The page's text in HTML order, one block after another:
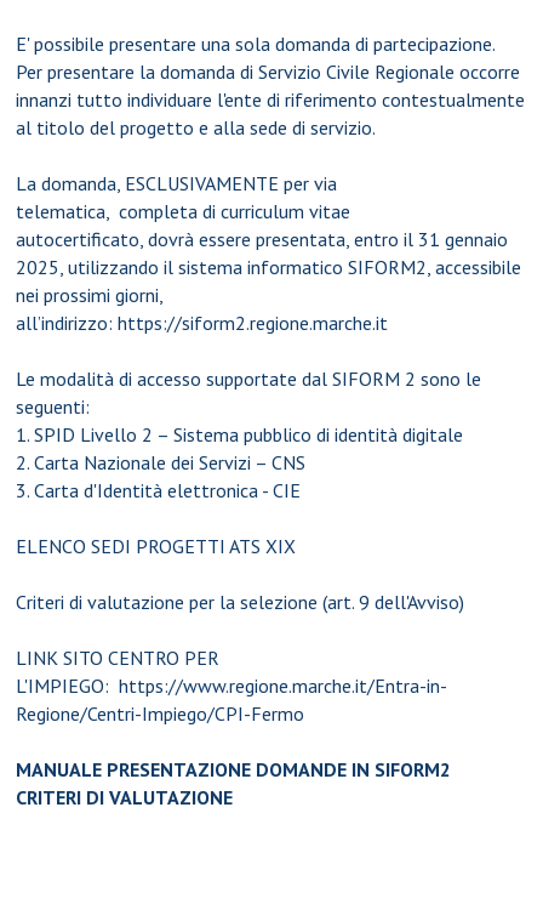
E' possibile presentare una sola domanda di partecipazione.
Per presentare la domanda di Servizio Civile Regionale occorre
innanzi tutto individuare l'ente di riferimento contestualmente
al titolo del progetto e allasede di servizio.
La domanda, ESCLUSIVAMENTE per via
telematica, completa di curriculum vitae
autocertificato, dovrà essere presentata, entro il 31 gennaio
2025, utilizzando il sistema informatico SIFORM2, accessibile
nei prossimi giorni,
all’indirizzo:https://siform2.regione.marche.it
Le modalità di accesso supportate dal SIFORM 2 sono le
seguenti:
1. SPID Livello 2 – Sistema pubblico di identità digitale
2. Carta Nazionale dei Servizi – CNS
3. Carta d'Identità elettronica - CIE
ELENCO SEDI PROGETTI ATS XIX
Criteri di valutazione per la selezione (art. 9 dell'Avviso)
LINK SITO CENTRO PER
L'IMPIEGO:https://www.regione.marche.it/Entra-in-
Regione/Centri-Impiego/CPI-Fermo
MANUALE PRESENTAZIONE DOMANDE IN SIFORM2
CRITERI DI VALUTAZIONE